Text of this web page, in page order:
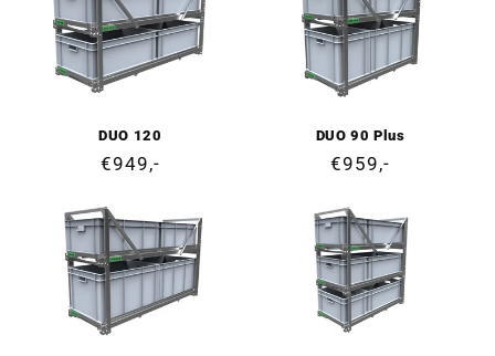
DUO 120
Prix
€949,-
DUO 90 Plus
Prix
€959,-